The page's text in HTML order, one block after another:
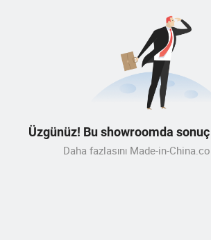
Üzgünüz! Bu showroomda
Daha fazlasını Made-in-